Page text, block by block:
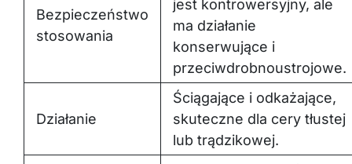
Bezpieczeństwo
stosowania
ma działanie
konserwujące i
przeciwdrobnoustrojowe.
Działanie
Ściągające i odkażające,
skuteczne dla cery tłustej
lub trądzikowej.
Może występować w